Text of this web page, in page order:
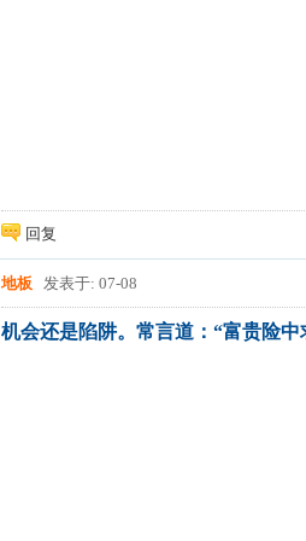
回复
地板 发表于: 07-08
机会还是陷阱。常言道：“富贵险中